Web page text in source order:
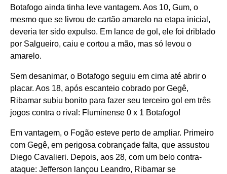
Botafogo ainda tinha leve vantagem. Aos 10, Gum, o
mesmo que se livrou de cartão amarelo na etapa inicial,
deveria ter sido expulso. Em lance de gol, ele foi driblado
por Salgueiro, caiu e cortou a mão, mas só levou o
amarelo.
Sem desanimar, o Botafogo seguiu em cima até abrir o
placar. Aos 18, após escanteio cobrado por Gegê,
Ribamar subiu bonito para fazer seu terceiro gol em três
jogos contra o rival: Fluminense 0 x 1 Botafogo!
Em vantagem, o Fogão esteve perto de ampliar. Primeiro
com Gegê, em perigosa cobrançade falta, que assustou
Diego Cavalieri. Depois, aos 28, com um belo contra-
ataque: Jefferson lançou Leandro, Ribamar se